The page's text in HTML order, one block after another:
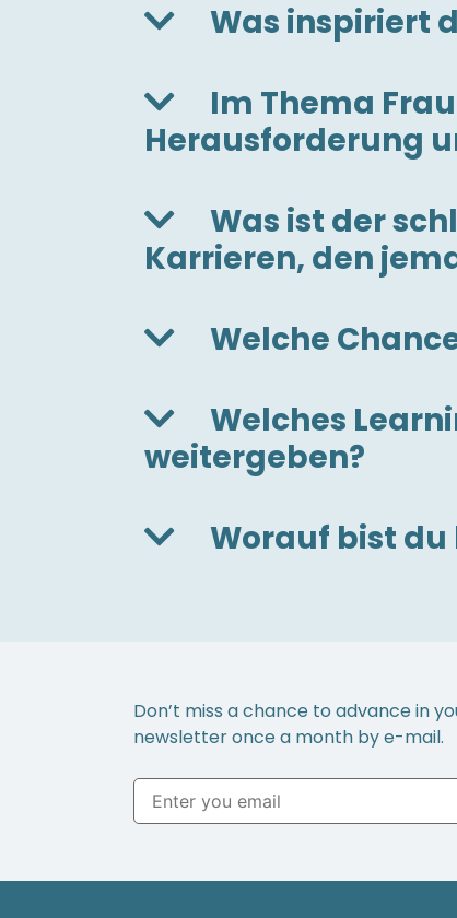
Was inspiriert
Im Thema
Herausforderung
Was ist der
Karrieren, den
Welche
Welches
weitergeben?
Worauf bist du
Don’t miss a chance to advance in
newsletter once a month by e-mail.